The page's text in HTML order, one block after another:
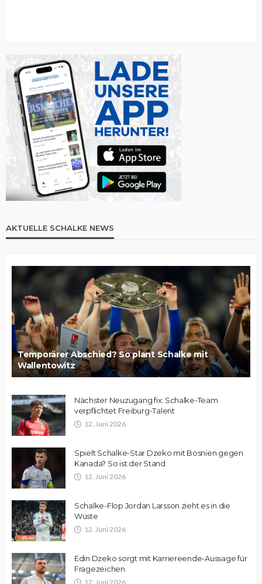
AKTUELLE SCHALKE NEWS
Temporärer Abschied? So plant Schalke mit
Wallentowitz
Nächster Neuzugang fix: Schalke-Team
verpflichtet Freiburg-Talent
12. Juni 2026
Spielt Schalke-Star Dzeko mit Bosnien gegen
Kanada? So ist der Stand
12. Juni 2026
Schalke-Flop Jordan Larsson zieht es in die
Wüste
12. Juni 2026
Edin Dzeko sorgt mit Karriereende-Aussage für
Fragezeichen
12. Juni 2026